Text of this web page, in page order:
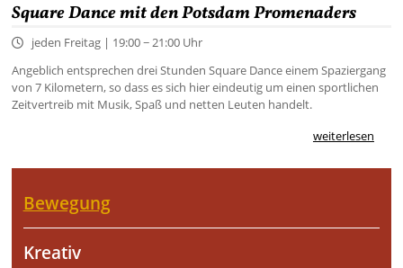
Square Dance mit den Potsdam Promenaders
jeden Freitag | 19:00 − 21:00 Uhr
Angeblich entsprechen drei Stunden Square Dance einem Spaziergang
von 7 Kilometern, so dass es sich hier eindeutig um einen sportlichen
Zeitvertreib mit Musik, Spaß und netten Leuten handelt.
weiterlesen
Bewegung
Kreativ